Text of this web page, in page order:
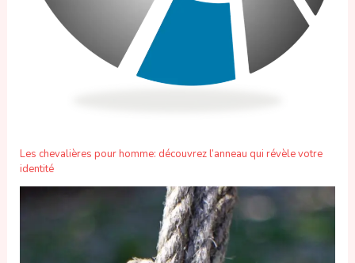
Les chevalières pour homme: découvrez l’anneau qui révèle votre
identité